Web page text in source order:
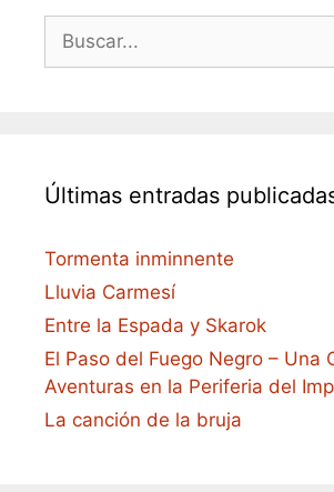
Últimas entradas
Tormenta inminnente
Lluvia Carmesí
Entre la Espada y Skarok
El Paso del Fuego Negro – Una
Aventuras en la Periferia del
La canción de la bruja